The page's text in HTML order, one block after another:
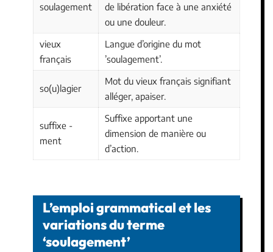
soulagement
de libération face à une anxiété
ou une douleur.
vieux
français
Langue d’origine du mot
’soulagement’.
so(u)lagier
Mot du vieux français signifiant
alléger, apaiser.
suffixe -
ment
Suffixe apportant une
dimension de manière ou
d’action.
L’emploi grammatical et les
variations du terme
‘soulagement’